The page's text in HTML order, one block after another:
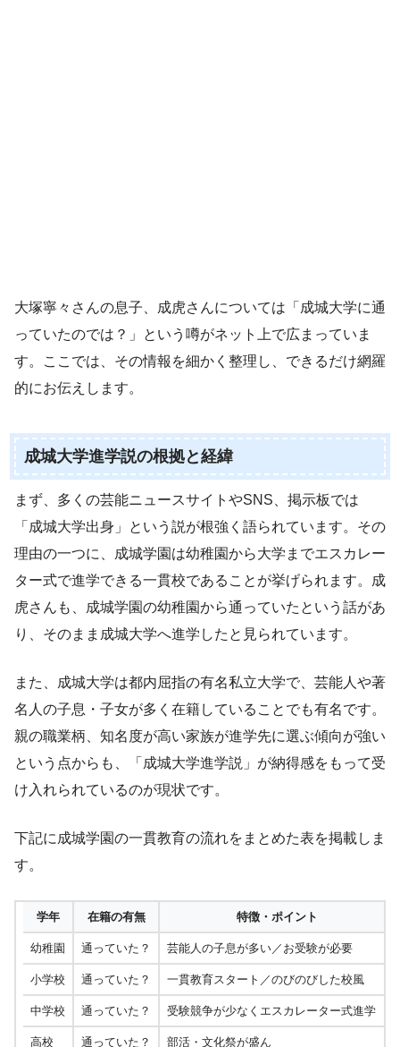
大塚寧々さんの息子、成虎さんについては「成城大学に通
っていたのでは？」という噂がネット上で広まっていま
す。ここでは、その情報を細かく整理し、できるだけ網羅
的にお伝えします。
成城大学進学説の根拠と経緯
まず、多くの芸能ニュースサイトやSNS、掲示板では
「成城大学出身」という説が根強く語られています。その
理由の一つに、成城学園は幼稚園から大学までエスカレー
ター式で進学できる一貫校であることが挙げられます。成
虎さんも、成城学園の幼稚園から通っていたという話があ
り、そのまま成城大学へ進学したと見られています。
また、成城大学は都内屈指の有名私立大学で、芸能人や著
名人の子息・子女が多く在籍していることでも有名です。
親の職業柄、知名度が高い家族が進学先に選ぶ傾向が強い
という点からも、「成城大学進学説」が納得感をもって受
け入れられているのが現状です。
下記に成城学園の一貫教育の流れをまとめた表を掲載しま
す。
学年 在籍の有無 特徴・ポイント
幼稚園 通っていた？ 芸能人の子息が多い／お受験が必要
小学校 通っていた？ 一貫教育スタート／のびのびした校風
中学校 通っていた？ 受験競争が少なくエスカレーター式進学
高校 通っていた？ 部活・文化祭が盛ん